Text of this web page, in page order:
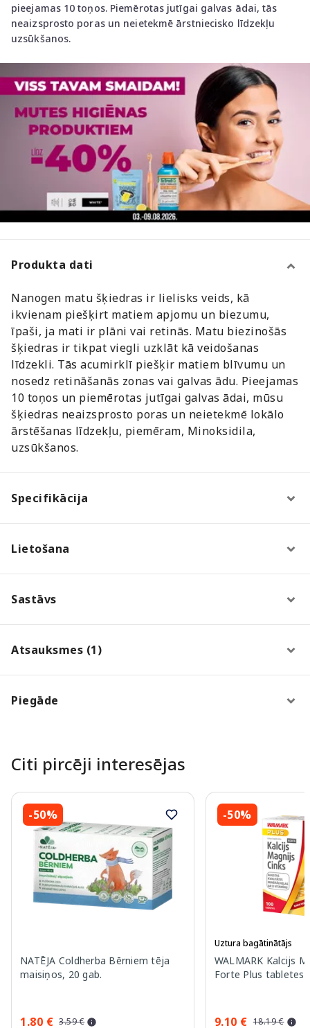
pieejamas 10 toņos. Piemērotas jutīgai galvas ādai, tās
neaizsprosto poras un neietekmē ārstniecisko līdzekļu
uzsūkšanos.
Produkta dati
Nanogen matu šķiedras ir lielisks veids, kā
ikvienam piešķirt matiem apjomu un biezumu,
īpaši, ja mati ir plāni vai retinās. Matu biezinošās
šķiedras ir tikpat viegli uzklāt kā veidošanas
līdzekli. Tās acumirklī piešķir matiem blīvumu un
nosedz retināšanās zonas vai galvas ādu. Pieejamas
10 toņos un piemērotas jutīgai galvas ādai, mūsu
šķiedras neaizsprosto poras un neietekmē lokālo
ārstēšanas līdzekļu, piemēram, Minoksidila,
uzsūkšanos.
Specifikācija
Lietošana
Sastāvs
Atsauksmes (1)
Piegāde
Citi pircēji interesējas
-50%
NATĒJA Coldherba Bērniem tēja
maisiņos, 20 gab.
1.80 € 3.59 €
-50%
Uztura bagātinātājs
WALMARK Kalcijs
Forte Plus tabletes,
9.10 € 18.19 €